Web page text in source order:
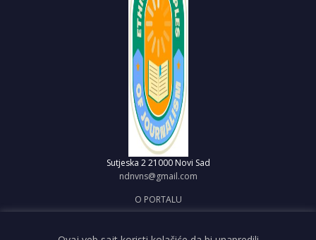
Sutjeska 2 21000 Novi Sad
ndnvns@gmail.com
O PORTALU